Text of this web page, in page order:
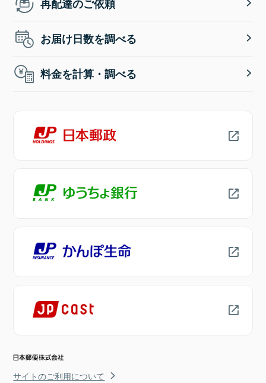
再配達のご依頼
お届け日数を調べる
料金を計算・調べる
サイトのご利用について